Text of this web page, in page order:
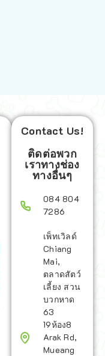
Contact Us!
ติดต่อพวก
เราทางช่อง
ทางอื่นๆ
084 804
7286
เพ็ทเวิลด์
Chiang
Mai,
ตลาดสัตว์
เลี้ยง สวน
บวกหาด
63
19ห้อง8
Arak Rd,
Mueang